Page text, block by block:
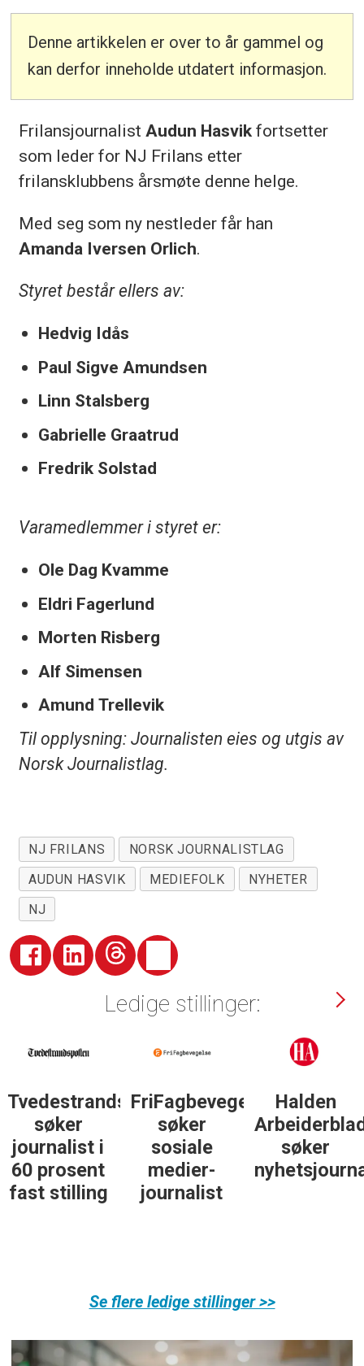
Denne artikkelen er over to år gammel og
kan derfor inneholde utdatert informasjon.
Frilansjournalist Audun Hasvikfortsetter
som leder for NJ Frilans etter
frilansklubbens årsmøte denne helge.
Med seg som ny nestleder får han
Amanda Iversen Orlich.
Styret består ellers av:
Hedvig Idås
Paul Sigve Amundsen
Linn Stalsberg
Gabrielle Graatrud
Fredrik Solstad
Varamedlemmer i styret er:
Ole Dag Kvamme
Eldri Fagerlund
Morten Risberg
Alf Simensen
Amund Trellevik
Til opplysning: Journalisten eies og utgis av
Norsk Journalistlag.
NJ FRILANS
NORSK JOURNALISTLAG
AUDUN HASVIK
MEDIEFOLK
NYHETER
NJ
Ledige stillinger:
Tvedestrandsposten
søker
journalist i
60 prosent
fast stilling
FriFagbevegelse
søker
sosiale
medier-
journalist
Halden
søker
Se flere ledige stillinger >>